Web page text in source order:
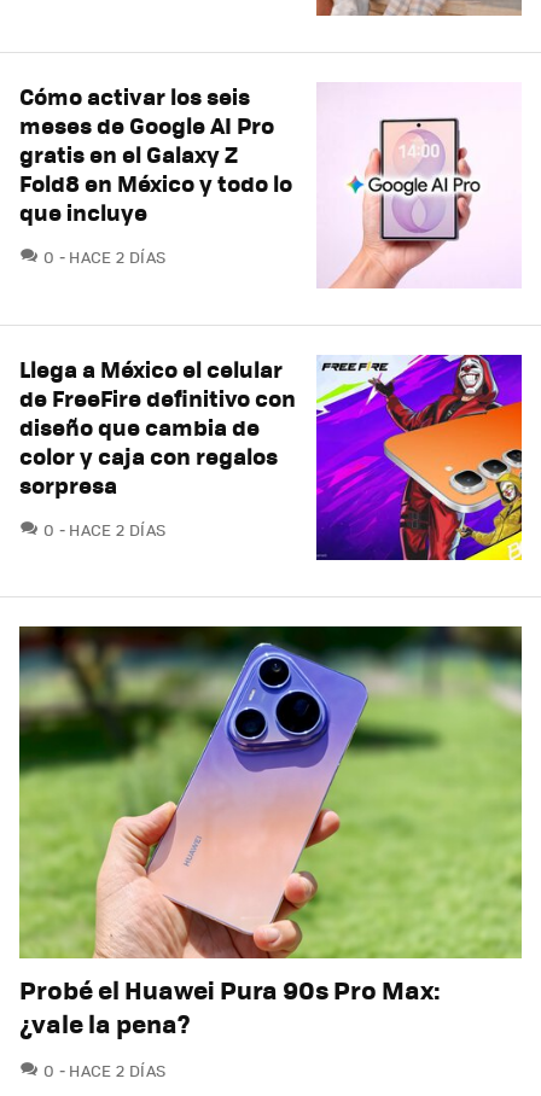
Cómo activar los seis
meses de Google AI Pro
gratis en el Galaxy Z
Fold8 en México y todo lo
que incluye
0 COMENTARIOS
HACE 2 DÍAS
Llega a México el celular
de FreeFire definitivo con
diseño que cambia de
color y caja con regalos
sorpresa
0 COMENTARIOS
HACE 2 DÍAS
Probé el Huawei Pura 90s Pro Max:
¿vale la pena?
0 COMENTARIOS
HACE 2 DÍAS